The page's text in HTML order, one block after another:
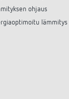
ohjaus